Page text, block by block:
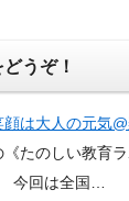
うぞ！
は大人の元気
たのしい教育
今回は全国…